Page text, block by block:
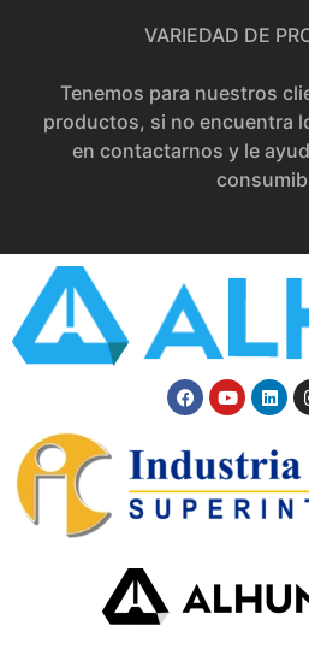
VARIEDAD DE
Tenemos para nuestros
productos, si no encuentra
en contactarnos y le